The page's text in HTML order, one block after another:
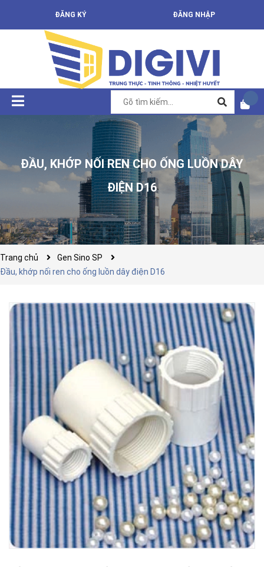
ĐĂNG KÝ ĐĂNG NHẬP
ĐẦU, KHỚP NỐI REN CHO ỐNG LUỒN DÂY
ĐIỆN D16
Trang chủ
Gen Sino SP
Đầu, khớp nối ren cho ống luồn dây điện D16